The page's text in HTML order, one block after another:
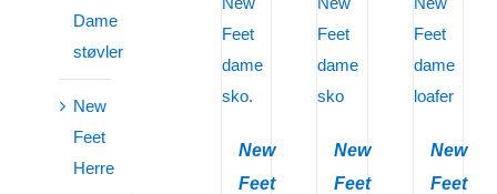
New
Feet
New
Feet
New
Feet
Dame
støvler
New
Feet
Herre